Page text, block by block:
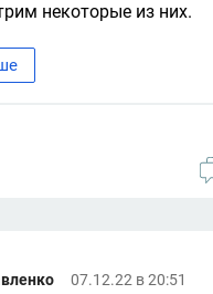
некоторые из них.
07.12.22 в 20:51